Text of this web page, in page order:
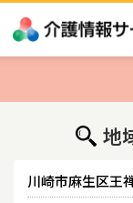
地
川崎市麻生区王